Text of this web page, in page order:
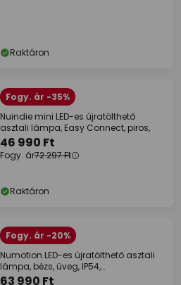
Raktáron
Fogy. ár -35%
Nuindie mini LED-es újratölthető
asztali lámpa, Easy Connect, piros,
46 990 Ft
Fogy. ár72 297 Ft
Raktáron
Fogy. ár -20%
Numotion LED-es újratölthető asztali
lámpa, bézs, üveg, IP54,
fényerőszabályzó
63 990 Ft